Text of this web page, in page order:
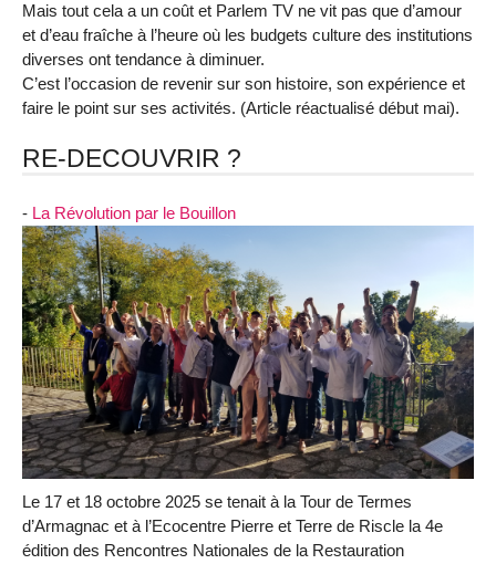
Mais tout cela a un coût et Parlem TV ne vit pas que d’amour
et d’eau fraîche à l’heure où les budgets culture des institutions
diverses ont tendance à diminuer.
C’est l’occasion de revenir sur son histoire, son expérience et
faire le point sur ses activités. (Article réactualisé début mai).
RE-DECOUVRIR ?
- La Révolution par le Bouillon
Le 17 et 18 octobre 2025 se tenait à la Tour de Termes
d’Armagnac et à l’Ecocentre Pierre et Terre de Riscle la 4e
édition des Rencontres Nationales de la Restauration